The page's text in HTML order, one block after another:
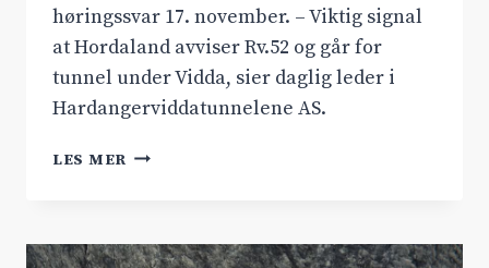
høringssvar 17. november. – Viktig signal
at Hordaland avviser Rv.52 og går for
tunnel under Vidda, sier daglig leder i
Hardangerviddatunnelene AS.
LES MER HORDALAND
TIL